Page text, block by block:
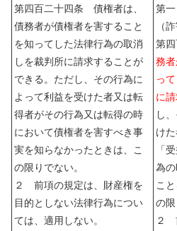
第四百二十四条 債権者は、
債務者が債権者を害すること
を知ってした法律行為の取消
しを裁判所に請求することが
できる。ただし、その行為に
よって利益を受けた者又は転
得者がその行為又は転得の時
において債権者を害すべき事
実を知らなかったときは、こ
の限りでない。
２ 前項の規定は、財産権を
目的としない法律行為につい
ては、適用しない。
第
（
第
務
っ
に
し
け
「
為
こ
の限
２